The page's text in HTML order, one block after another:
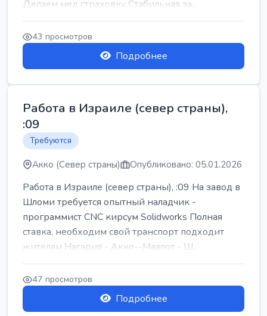
Делаем мед страховку Стабильная за...
43 просмотров
Подробнее
Работа в Израиле (север страны),
:09
Требуются
Акко (Север страны) Опубликовано: 05.01.2026
Работа в Израиле (север страны), :09 На завод в
Шломи требуется опытный наладчик -
программист CNC кирсум Solidworks Полная
ставка, необходим свой транспорт подходит
жителям Нагария - Акко--Маалот - Ш...
47 просмотров
Подробнее